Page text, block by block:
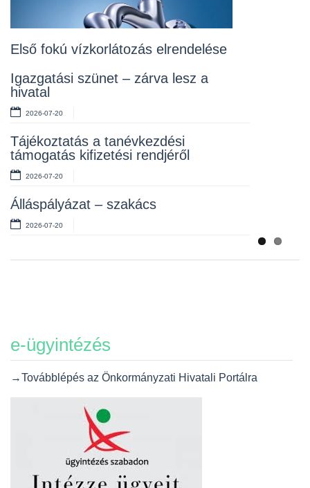
Első fokú vízkorlátozás elrendelése
Igazgatási szünet – zárva lesz a
hivatal
2026-07-20
Tájékoztatás a tanévkezdési
támogatás kifizetési rendjéről
2026-07-20
Álláspályázat – szakács
2026-07-20
Lakossági fórum az Erzsébet téri
2026-07-10
Rendelet kihirdetése
2026-07-10
Álláspályázat – takarító
2026-07-06
e-ügyintézés
→Továbblépés az Önkormányzati Hivatali Portálra